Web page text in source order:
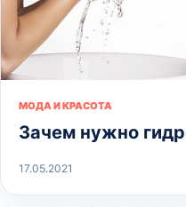
МОДА И КРАСОТА
Зачем нужно
17.05.2021